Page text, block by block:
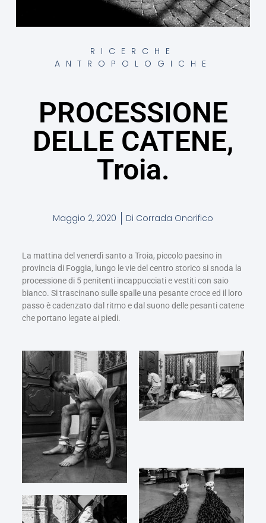
RICERCHE
ANTROPOLOGICHE
PROCESSIONE
DELLE CATENE,
Troia.
Maggio 2, 2020 Di Corrada Onorifico
La mattina del venerdì santo a Troia, piccolo paesino in
provincia di Foggia, lungo le vie del centro storico si snoda la
processione di 5 penitenti incappucciati e vestiti con saio
bianco. Si trascinano sulle spalle una pesante croce ed il loro
passo è cadenzato dal ritmo e dal suono delle pesanti catene
che portano legate ai piedi.